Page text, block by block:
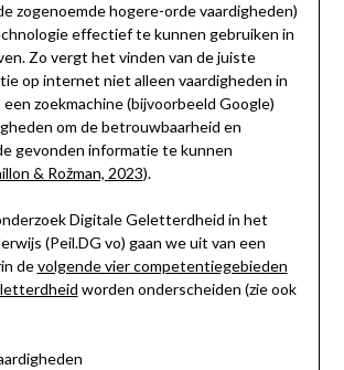
zogenoemde hogere-orde vaardigheden)
effectief te kunnen gebruiken in
Zo vergt het vinden van de juiste
op internet niet alleen vaardigheden in
zoekmachine (bijvoorbeeld Google)
om de betrouwbaarheid en
gevonden informatie te kunnen
& Rožman, 2023).
Digitale Geletterdheid in het
(Peil.DG vo) gaan we uit van een
devolgende vier competentiegebieden
worden onderscheiden (zie ook